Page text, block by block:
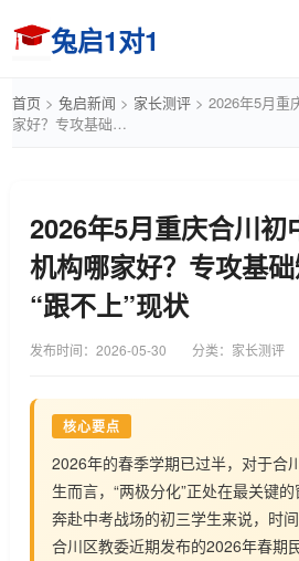
兔启1对1
首页 > 兔启新闻 > 家长测评 > 2026年5月重
家好？专攻基础…
2026年5月重庆合川初
机构哪家好？专攻基
“跟不上”现状
发布时间： 2026-05-30 分类：家长测评
核心要点
2026年的春季学期已过半，对于合
生而言，“两极分化”正处在最关键
奔赴中考战场的初三学生来说，时
合川区教委近期发布的2026年春期